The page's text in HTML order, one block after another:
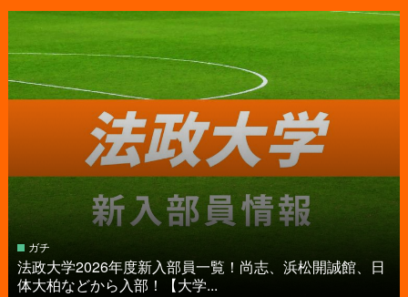
ガチ
法政大学2026年度新入部員一覧！尚志、浜松開誠館、日
体大柏などから入部！【大学...